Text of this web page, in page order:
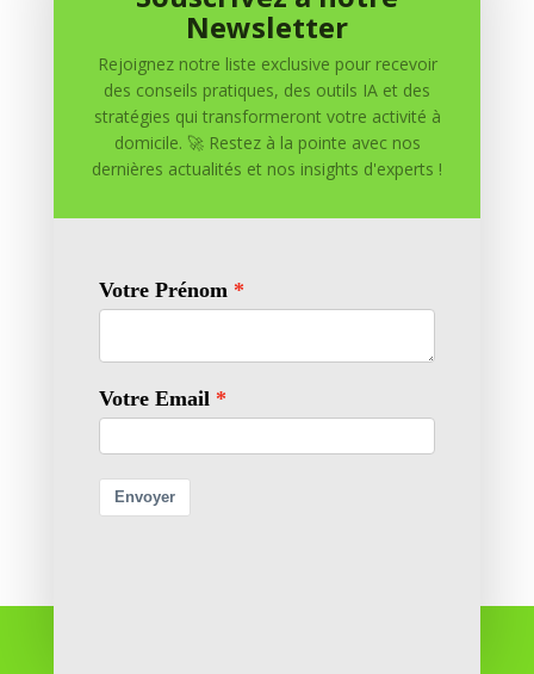
le navigateur pour mon prochain commentaire.
Soumettre le commentaire
Newsletter
Rejoignez notre liste exclusive pour recevoir
des conseils pratiques, des outils IA et des
stratégies qui transformeront votre activité à
domicile. 🚀 Restez à la pointe avec nos
dernières actualités et nos insights d'experts !